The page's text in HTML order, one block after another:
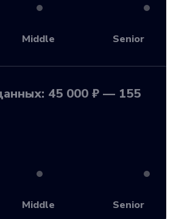
Middle Senior
45 000 ₽ — 155
Middle Senior